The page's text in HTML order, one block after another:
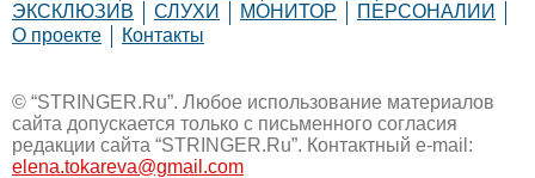
ЭКСКЛЮЗИВ
СЛУХИ МОНИТОР
ПЕРСОНАЛИИ
О проекте
Контакты
© “STRINGER.Ru”. Любое использование материалов
сайта допускается только с письменного согласия
редакции сайта “STRINGER.Ru”. Контактный e-mail:
elena.tokareva@gmail.com